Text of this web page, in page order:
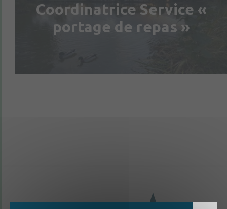
Coordinatrice Service «
portage de repas »